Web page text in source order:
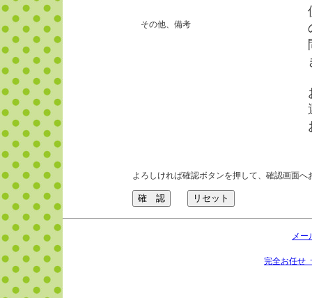
その他、備考
よろしければ確認ボタンを押して、確認画面へ
メ
完全お任せ